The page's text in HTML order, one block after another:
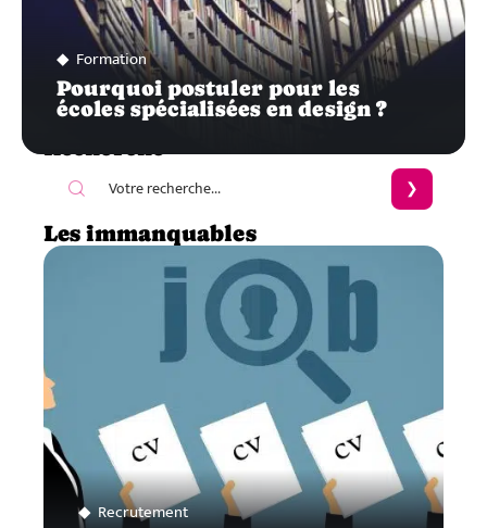
Formation
Pourquoi postuler pour les
écoles spécialisées en design ?
Les immanquables
Recrutement